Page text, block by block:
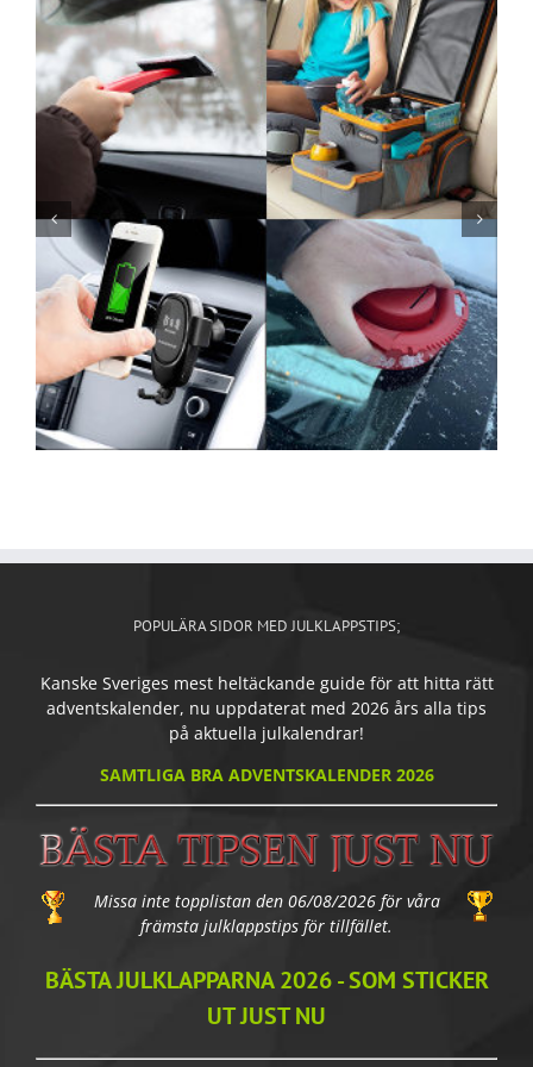
POPULÄRA SIDOR MED JULKLAPPSTIPS;
Kanske Sveriges mest heltäckande guide för att hitta rätt
adventskalender, nu uppdaterat med 2026 års alla tips
på aktuella julkalendrar!
SAMTLIGA BRA ADVENTSKALENDER 2026
Missa inte topplistan den 06/08/2026 för våra
främsta julklappstips för tillfället.
BÄSTA JULKLAPPARNA 2026 - SOM STICKER
UT JUST NU